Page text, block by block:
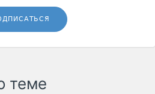
теме